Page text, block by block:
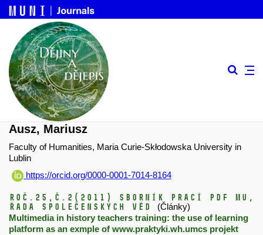
Ausz, Mariusz
Faculty of Humanities, Maria Curie-Skłodowska University in
Lublin
https://orcid.org/0000-0001-7014-8164
Roč.25, č.2 (2011)
Sborník prací PdF MU,
řada společenských věd
(Články)
Multimedia in history teachers training: the use of learning
platform as an exmple of www.praktyki.wh.umcs projekt